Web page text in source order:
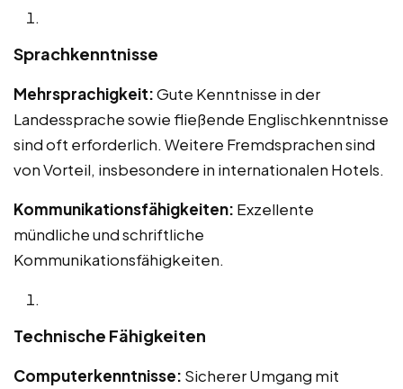
Sprachkenntnisse
Mehrsprachigkeit:Gute Kenntnisse in der
Landessprache sowie fließende Englischkenntnisse
sind oft erforderlich. Weitere Fremdsprachen sind
von Vorteil, insbesondere in internationalen Hotels.
Kommunikationsfähigkeiten: Exzellente
mündliche und schriftliche
Kommunikationsfähigkeiten.
Technische Fähigkeiten
Computerkenntnisse: Sicherer Umgang mit